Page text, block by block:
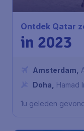
Ontdek Qatar
in 2023
Amsterdam
Airport Schiphol
Doha
Hamad
1u geleden